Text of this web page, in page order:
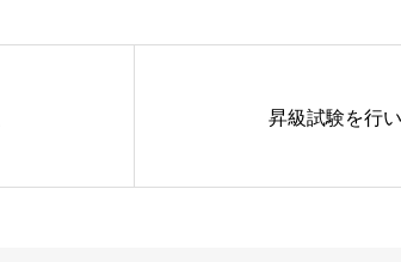
昇級試験を行